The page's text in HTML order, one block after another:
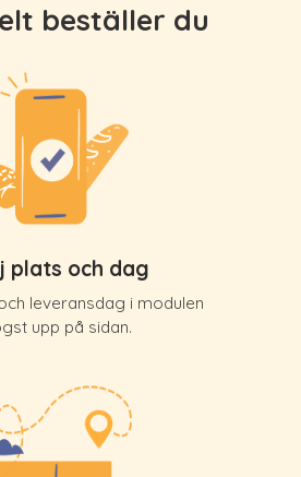
beställer du
plats och dag
leveransdag i modulen
upp på sidan.